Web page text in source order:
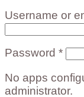
Username or
Password *
No apps
administrator.